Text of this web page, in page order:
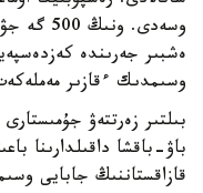
وسەدى.
وسىمدىك ءقازىر
بىلتىر زەرتتەۋ
باۋ-باقشا داقىلدارىنا
قازاقستاننىڭ جابايى